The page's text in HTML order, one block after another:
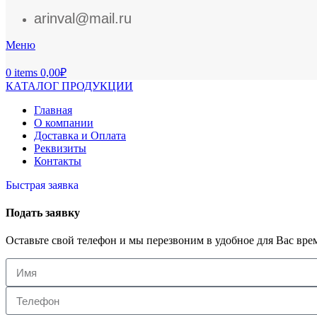
arinval@mail.ru
Меню
0 items 0,00₽
КАТАЛОГ ПРОДУКЦИИ
Главная
О компании
Доставка и Оплата
Реквизиты
Контакты
Быстрая заявка
Подать заявку
Оставьте свой телефон и мы перезвоним в удобное для Вас